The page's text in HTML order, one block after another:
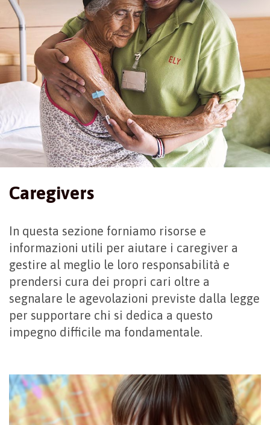
policy
Caregivers
In questa sezione forniamo risorse e
informazioni utili per aiutare i caregiver a
gestire al meglio le loro responsabilità e
prendersi cura dei propri cari oltre a
segnalare le agevolazioni previste dalla legge
per supportare chi si dedica a questo
impegno difficile ma fondamentale.